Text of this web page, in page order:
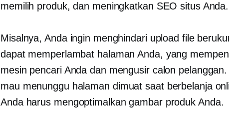
memilih produk, dan meningkatkan SEO situs Anda.
Misalnya, Anda ingin menghindari upload file
dapat memperlambat halaman Anda, yang
mesin pencari Anda dan mengusir calon
mau menunggu halaman dimuat saat berbelanja
Anda harus mengoptimalkan gambar produk Anda.